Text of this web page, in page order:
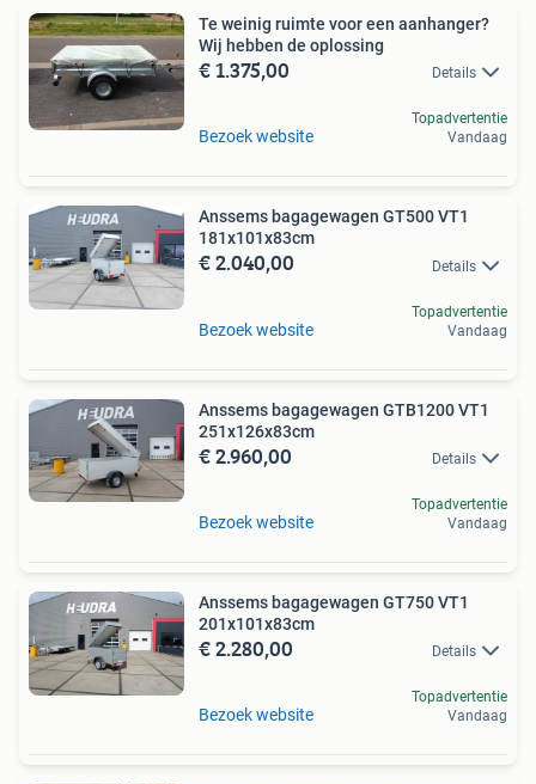
Te weinig ruimte voor een aanhanger?
Wij hebben de oplossing
€ 1.375,00 Details
Bezoek website
Topadvertentie
Vandaag
Anssems bagagewagen GT500 VT1
181x101x83cm
€ 2.040,00 Details
Bezoek website
Topadvertentie
Vandaag
Anssems bagagewagen GTB1200 VT1
251x126x83cm
€ 2.960,00 Details
Bezoek website
Topadvertentie
Vandaag
Anssems bagagewagen GT750 VT1
201x101x83cm
€ 2.280,00 Details
Bezoek website
Topadvertentie
Vandaag